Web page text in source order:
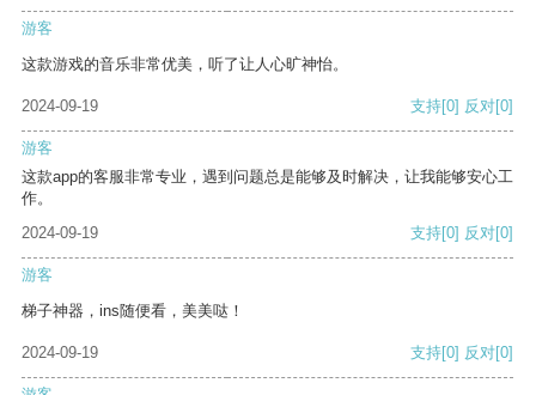
游客
这款游戏的音乐非常优美，听了让人心旷神怡。
2024-09-19 支持[0] 反对[0]
游客
这款app的客服非常专业，遇到问题总是能够及时解决，让我能够安心工
作。
2024-09-19
支持[0] 反对[0]
游客
梯子神器，ins随便看，美美哒！
2024-09-19 支持[0] 反对[0]